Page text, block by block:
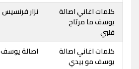
كلمات اغاني اصالة
يوسف ما مرتاح
قلبي
نزار فرنسيس
كلمات اغاني اصالة
يوسف مو بيدي
اصالة يوسف